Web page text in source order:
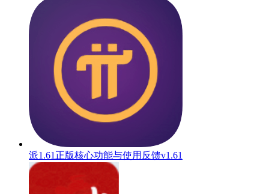
派1.61正版核心功能与使用反馈v1.61